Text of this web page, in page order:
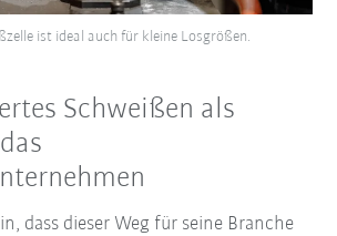
ist ideal auch für kleine Losgrößen.
Schweißen als
dass dieser Weg für seine Branche